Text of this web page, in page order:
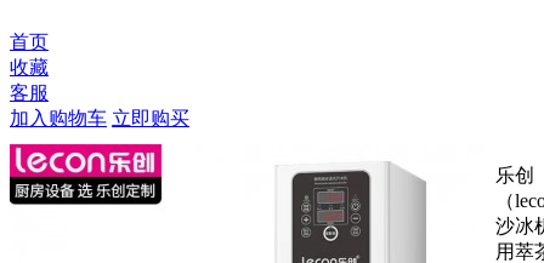
首页
收藏
客服
加入购物车 立即购买
乐创
（
沙冰
用萃